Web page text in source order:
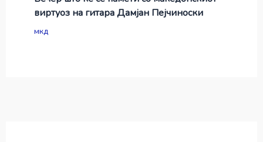
виртуоз на гитара Дамјан Пејчиноски
мкд